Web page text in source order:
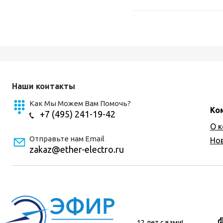
Наши контакты
Как Мы Можем Вам Помочь?
+7 (495) 241-19-42
Отправьте нам Email
zakaz@ether-electro.ru
О